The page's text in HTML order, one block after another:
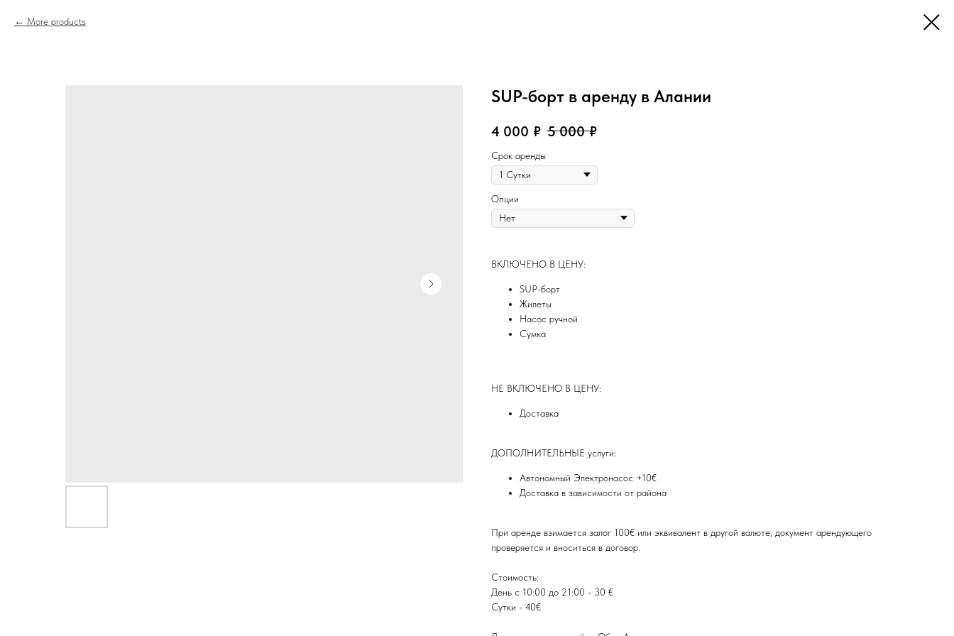
More products
SUP-борт в аренду в Алании
4 000 ₽ 5 000 ₽
Срок аренды
Опции
ВКЛЮЧЕНО В ЦЕНУ:
SUP-борт
Жилеты
Насос ручной
Сумка
НЕ ВКЛЮЧЕНО В ЦЕНУ:
Доставка
ДОПОЛНИТЕЛЬНЫЕ услуги:
Автономный Электронасос +10€
Доставка в зависимости от района
При аренде взимается залог 100€ или эквивалент в другой валюте, документ арендующего
проверяется и вноситься в договор.
Стоимость:
День с 10:00 до 21:00 - 30 €
Сутки - 40€